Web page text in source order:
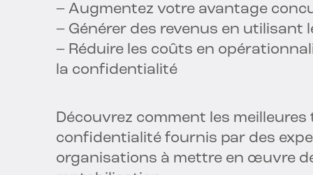
– Augmentez votre avantage
– Générer des revenus en utilisant
– Réduire les coûts en
la confidentialité
Découvrez comment les
confidentialité fournis par des
organisations à mettre en œuvre